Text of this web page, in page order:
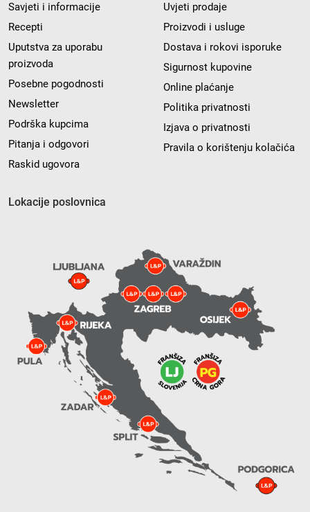
Savjeti i informacije
Recepti
Uputstva za uporabu
proizvoda
Posebne pogodnosti
Newsletter
Podrška kupcima
Pitanja i odgovori
Raskid ugovora
Uvjeti prodaje
Proizvodi i usluge
Dostava i rokovi isporuke
Sigurnost kupovine
Online plaćanje
Politika privatnosti
Izjava o privatnosti
Pravila o korištenju kolačića
Lokacije poslovnica